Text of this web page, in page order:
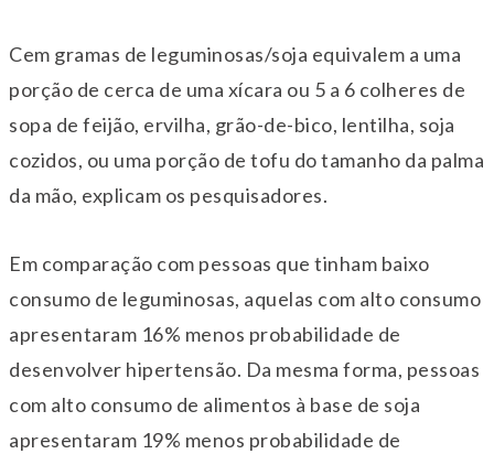
Cem gramas de leguminosas/soja equivalem a uma
porção de cerca de uma xícara ou 5 a 6 colheres de
sopa de feijão, ervilha, grão-de-bico, lentilha, soja
cozidos, ou uma porção de tofu do tamanho da palma
da mão, explicam os pesquisadores.
Em comparação com pessoas que tinham baixo
consumo de leguminosas, aquelas com alto consumo
apresentaram 16% menos probabilidade de
desenvolver hipertensão. Da mesma forma, pessoas
com alto consumo de alimentos à base de soja
apresentaram 19% menos probabilidade de